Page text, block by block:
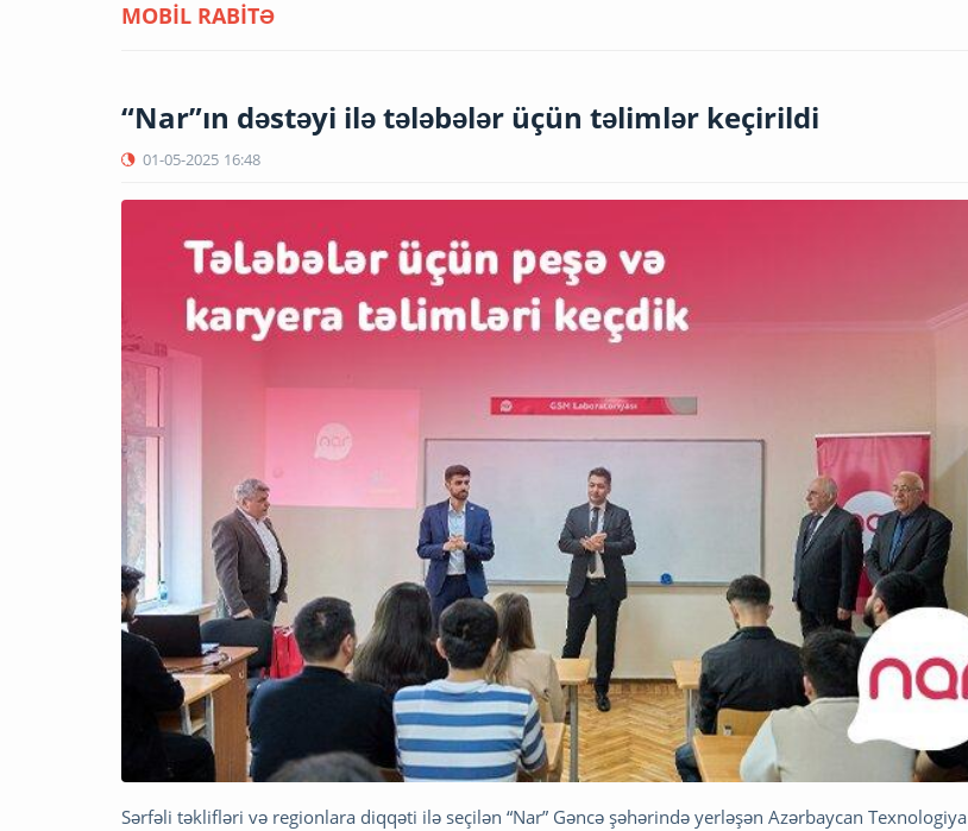
MOBİL RABİTƏ
“Nar”ın dəstəyi ilə tələbələr üçün təlimlər keçirildi
01-05-2025 16:48
Sərfəli təklifləri və regionlara diqqəti ilə seçilən “Nar” Gəncə şəhərində yerləşən Azərbaycan Texnologiya